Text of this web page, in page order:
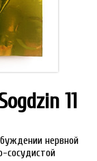
11
нервной
сосудистой